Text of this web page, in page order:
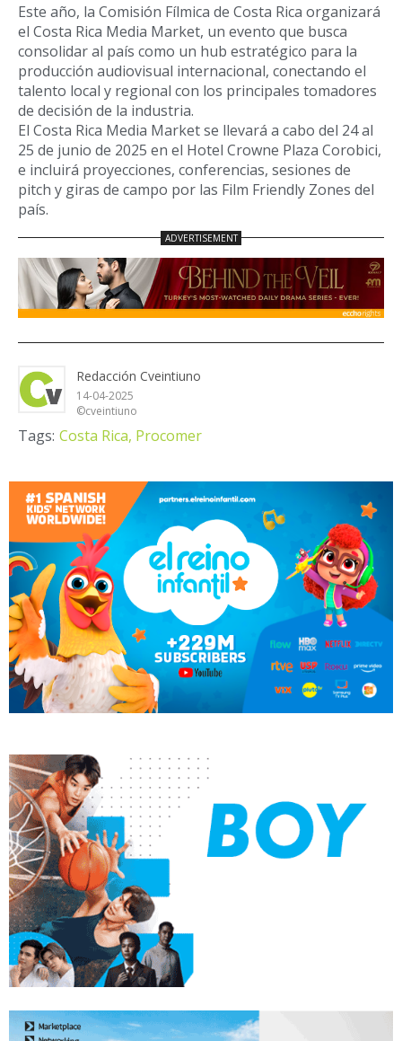
Este año, la Comisión Fílmica de Costa Rica organizará
el Costa Rica Media Market, un evento que busca
consolidar al país como un hub estratégico para la
producción audiovisual internacional, conectando el
talento local y regional con los principales tomadores
de decisión de la industria.
El Costa Rica Media Market se llevará a cabo del 24 al
25 de junio de 2025 en el Hotel Crowne Plaza Corobici,
e incluirá proyecciones, conferencias, sesiones de
pitch y giras de campo por las Film Friendly Zones del
país.
Redacción Cveintiuno
14-04-2025
©cveintiuno
Tags: Costa Rica, Procomer